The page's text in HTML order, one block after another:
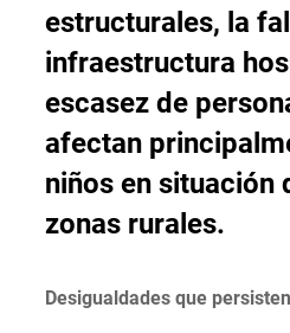
estructurales, la
infraestructura
escasez de
afectan
niños en situación
zonas rurales.
Desigualdades que persisten